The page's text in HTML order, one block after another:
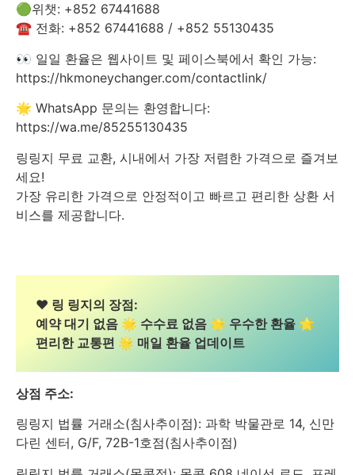
🟢위챗: +852 67441688
☎️ 전화: +852 67441688 / +852 55130435
👀 일일 환율은 웹사이트 및 페이스북에서 확인 가능:
https://hkmoneychanger.com/contactlink/
🌟 WhatsApp 문의는 환영합니다:
https://wa.me/85255130435
링링지 무료 교환, 시내에서 가장 저렴한 가격으로 즐겨보
세요!
가장 유리한 가격으로 안정적이고 빠르고 편리한 상환 서
비스를 제공합니다.
❤️ 링 링지의 장점:
예약 대기 없음 🌟 수수료 없음 🌟 우수한 환율 🌟
편리한 교통편 🌟 매일 환율 업데이트
상점 주소:
링링지 법률 거래소(침사추이점): 과학 박물관로 14, 신만
다린 센터, G/F, 72B-1호점(침사추이점)